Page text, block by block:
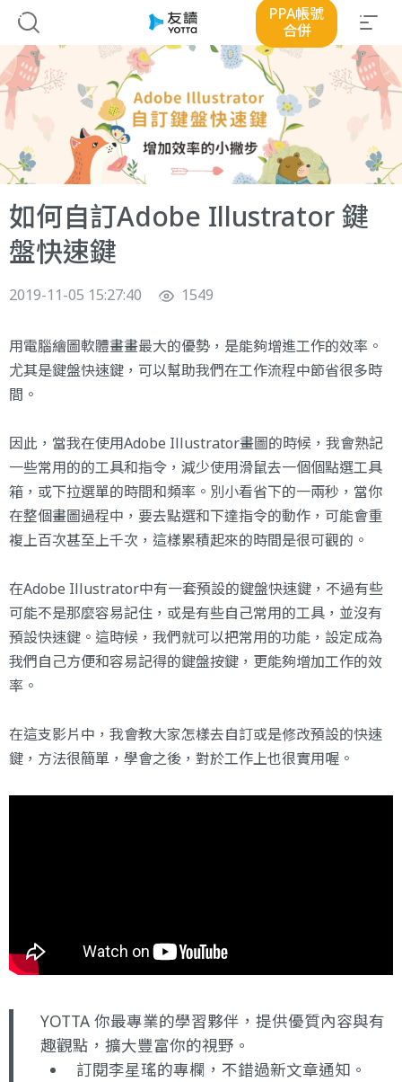
PPA帳號
合併
如何自訂Adobe Illustrator 鍵
盤快速鍵
2019-11-05 15:27:40 1549
用電腦繪圖軟體畫畫最大的優勢，是能夠增進工作的效率。
尤其是鍵盤快速鍵，可以幫助我們在工作流程中節省很多時
間。
因此，當我在使用Adobe Illustrator畫圖的時候，我會熟記
一些常用的的工具和指令，減少使用滑鼠去一個個點選工具
箱，或下拉選單的時間和頻率。別小看省下的一兩秒，當你
在整個畫圖過程中，要去點選和下達指令的動作，可能會重
複上百次甚至上千次，這樣累積起來的時間是很可觀的。
在Adobe Illustrator中有一套預設的鍵盤快速鍵，不過有些
可能不是那麼容易記住，或是有些自己常用的工具，並沒有
預設快速鍵。這時候，我們就可以把常用的功能，設定成為
我們自己方便和容易記得的鍵盤按鍵，更能夠增加工作的效
率。
在這支影片中，我會教大家怎樣去自訂或是修改預設的快速
鍵，方法很簡單，學會之後，對於工作上也很實用喔。
YOTTA 你最專業的學習夥伴，提供優質內容與有
趣觀點，擴大豐富你的視野。
訂閱李星瑤的專欄 ，不錯過新文章通知。